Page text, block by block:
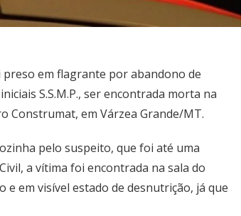
em flagrante por abandono de
S.S.M.P., ser encontrada morta na
Construmat, em Várzea Grande/MT.
pelo suspeito, que foi até uma
a vítima foi encontrada na sala do
em visível estado de desnutrição, já que